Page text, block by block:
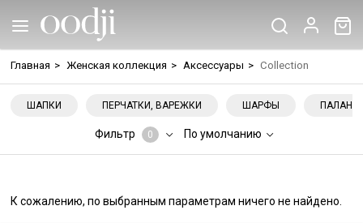
Главная > Женская коллекция > Аксессуары > Collection
ШАПКИ ПЕРЧАТКИ, ВАРЕЖКИ ШАРФЫ
Фильтр 0 По умолчанию
К сожалению, по выбранным параметрам ничего не найдено.